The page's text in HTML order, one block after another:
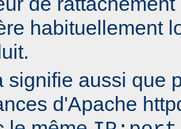
habituellement
signifie aussi que
d'Apache